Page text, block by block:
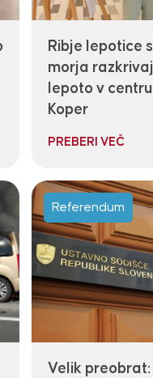
Ribje lepotice
morja
lepoto v
Koper
PREBERI VEČ
Referendum
Velik preobrat: